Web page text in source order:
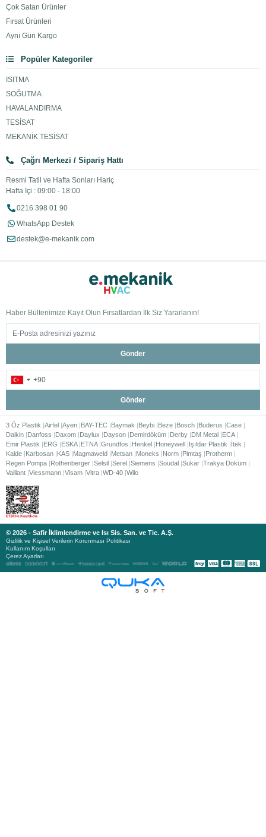
Çok Satan Ürünler
Fırsat Ürünleri
Aynı Gün Kargo
Popüler Kategoriler
ISITMA
SOĞUTMA
HAVALANDIRMA
TESİSAT
MEKANİK TESİSAT
Çağrı Merkezi / Sipariş Hattı
Resmi Tatil ve Hafta Sonları Hariç
Hafta İçi : 09:00 - 18:00
0216 398 01 90
WhatsApp Destek
destek@e-mekanik.com
Haber Bültenimize Kayıt Olun Fırsatlardan İlk Siz Yararlanın!
Gönder
Gönder
3 Öz Plastik Airfel Ayen BAY-TEC Baymak Beybi Beze Bosch Buderus Case
Daikin Danfoss Daxom Daylux Dayson Demirdöküm Derby DM Metal ECA
Emir Plastik
ERG ESKA ETNA Grundfos Henkel Honeywell Işıldar Plastik
İtek
Kalde Karbosan KAS Magmaweld Metsan Moneks Norm Pimtaş
Protherm
Regen Pompa Rothenberger Selsil Serel Siemens Soudal Sukar Trakya Döküm
Vaillant Viessmann Visam Vitra WD-40 Wilo
© 2026 - Safir İklimlendirme ve Isı Sis. San. ve Tic. A.Ş.
Gizlilik ve Kişisel Verilerin Korunması Politikası
Kullanım Koşulları
Çerez Ayarları